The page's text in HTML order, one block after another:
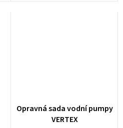
Opravná sada vodní pumpy
VERTEX